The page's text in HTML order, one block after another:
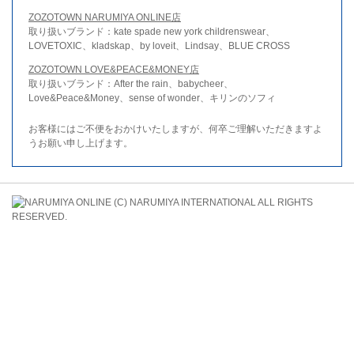
ZOZOTOWN NARUMIYA ONLINE店
取り扱いブランド：kate spade new york childrenswear、
LOVETOXIC、kladskap、by loveit、Lindsay、BLUE CROSS
ZOZOTOWN LOVE&PEACE&MONEY店
取り扱いブランド：After the rain、babycheer、
Love&Peace&Money、sense of wonder、キリンのソフィ
お客様にはご不便をおかけいたしますが、何卒ご理解いただきますよ
うお願い申し上げます。